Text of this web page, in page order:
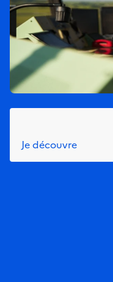
Je découvre